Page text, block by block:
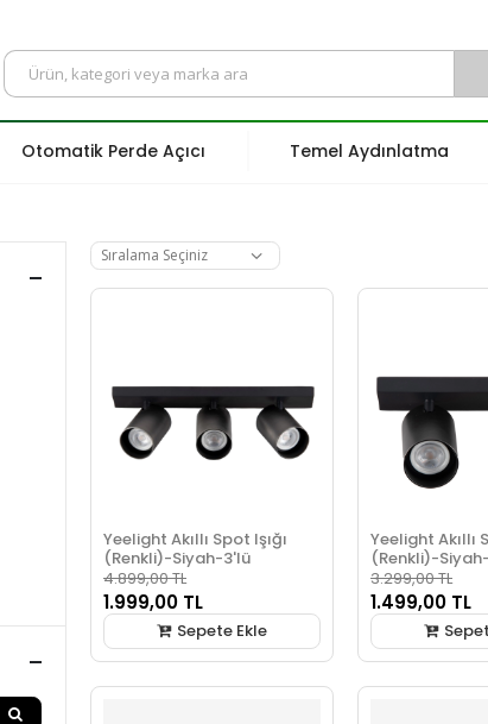
Otomatik Perde Açıcı Temel Aydınlatma
Yeelight Akıllı Spot Işığı
(Renkli)-Siyah-3'lü
4.899,00 TL
1.999,00 TL
Sepete Ekle
Yeelight Akıllı
(Renkli)-
3.299,00 TL
1.499,00 TL